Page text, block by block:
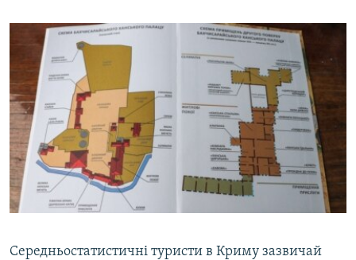
Середньостатистичні туристи в Криму зазвичай